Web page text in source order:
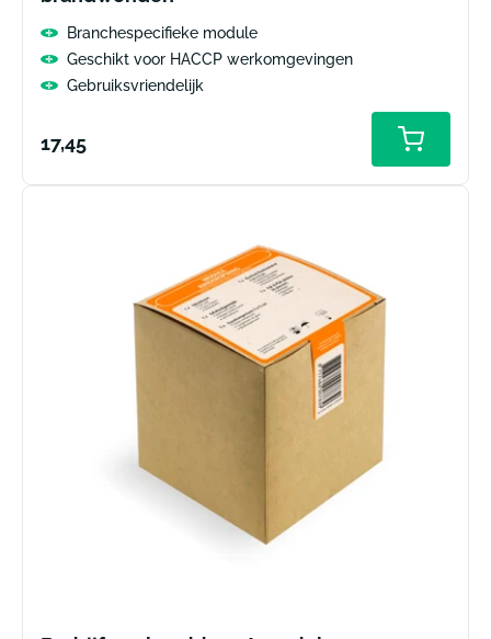
Branchespecifieke module
Geschikt voor HACCP werkomgevingen
Gebruiksvriendelijk
Normale
17,45